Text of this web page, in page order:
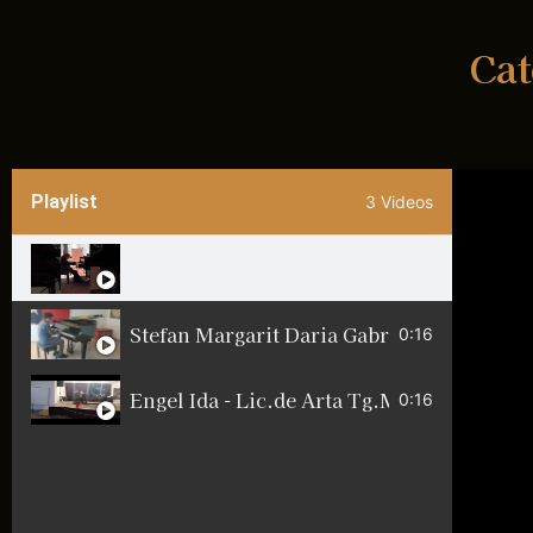
Playlist 3 Videos
0:16
Engel Ida - Lic.de Arta Tg.Mures, Premiul
0:16